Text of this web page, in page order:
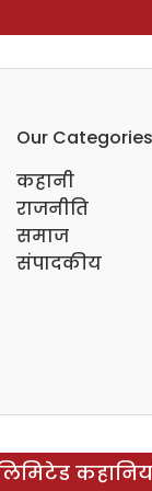
Our Categories
कहानी
राजनीति
समाज
संपादकीय